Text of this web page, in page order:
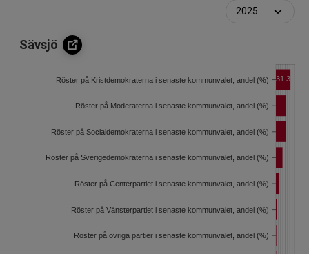
Sävsjö
Röster på övriga partier i senaste kommunvalet, andel (%)
Röster på Vänsterpartiet i senaste kommunvalet, andel (%)
Röster på Centerpartiet i senaste kommunvalet, andel (%)
Röster på Sverigedemokraterna i senaste kommunvalet, andel (%)
Röster på Socialdemokraterna i senaste kommunvalet, andel (%)
Röster på Moderaterna i senaste kommunvalet, andel (%)
Röster på Kristdemokraterna i senaste kommunvalet, andel (%) 31.3